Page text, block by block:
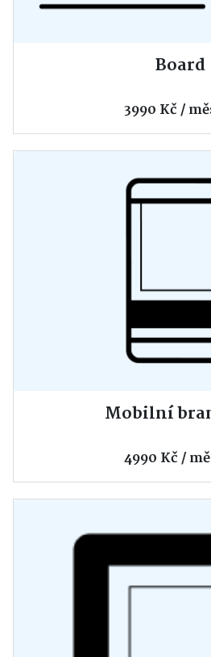
Board
3990 Kč /
Mobilní
4990 Kč /